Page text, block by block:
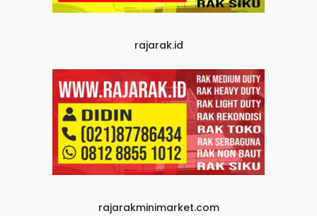
rajarak.id
rajarakminimarket.com